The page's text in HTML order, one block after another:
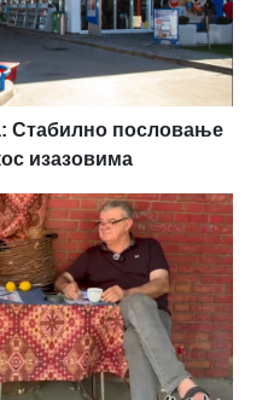
Стабилно пословање
изазовима